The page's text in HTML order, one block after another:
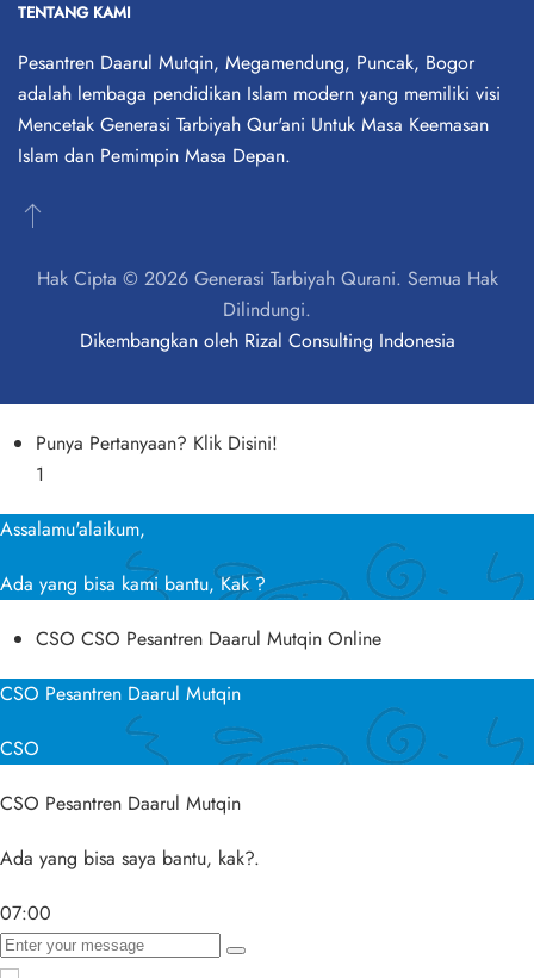
TENTANG KAMI
Pesantren Daarul Mutqin, Megamendung, Puncak, Bogor
adalah lembaga pendidikan Islam modern yang memiliki visi
Mencetak Generasi Tarbiyah Qur'ani Untuk Masa Keemasan
Islam dan Pemimpin Masa Depan.
Hak Cipta © 2026 Generasi Tarbiyah Qurani. Semua Hak
Dilindungi.
Dikembangkan oleh Rizal Consulting Indonesia
Punya Pertanyaan? Klik Disini!
1
Assalamu'alaikum,
Ada yang bisa kami bantu, Kak ?
CSO CSO Pesantren Daarul Mutqin Online
CSO Pesantren Daarul Mutqin
CSO
CSO Pesantren Daarul Mutqin
Ada yang bisa saya bantu, kak?.
07:00